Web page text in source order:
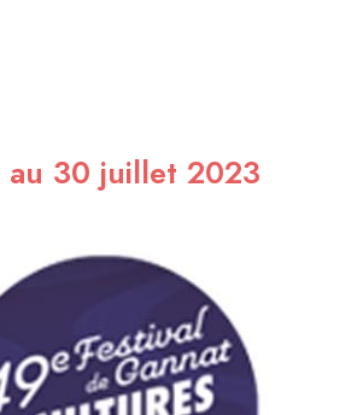
au 30 juillet 2023